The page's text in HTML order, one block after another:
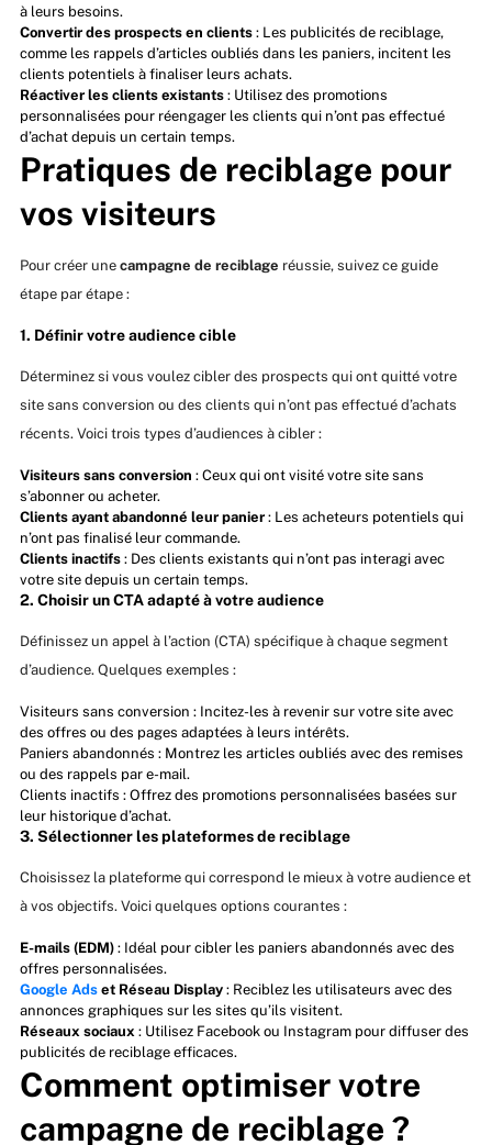
à leurs besoins.
Convertir des prospects en clients: Les publicités de reciblage,
comme les rappels d’articles oubliés dans les paniers, incitent les
clients potentiels à finaliser leurs achats.
Réactiver les clients existants: Utilisez des promotions
personnalisées pour réengager les clients qui n’ont pas effectué
d’achat depuis un certain temps.
Pratiques de reciblage pour
vos visiteurs
Pour créer une campagne de reciblage réussie, suivez ce guide
étape par étape :
1. Définir votre audience cible
Déterminez si vous voulez cibler des prospects qui ont quitté votre
site sans conversion ou des clients qui n’ont pas effectué d’achats
récents. Voici trois types d’audiences à cibler :
Visiteurs sans conversion : Ceux qui ont visité votre site sans
s’abonner ou acheter.
Clients ayant abandonné leur panier: Les acheteurs potentiels qui
n’ont pas finalisé leur commande.
Clients inactifs: Des clients existants qui n’ont pas interagi avec
votre site depuis un certain temps.
2. Choisir un CTA adapté à votre audience
Définissez un appel à l’action (CTA) spécifique à chaque segment
d’audience. Quelques exemples :
Visiteurs sans conversion : Incitez-les à revenir sur votre site avec
des offres ou des pages adaptées à leurs intérêts.
Paniers abandonnés : Montrez les articles oubliés avec des remises
ou des rappels par e-mail.
Clients inactifs : Offrez des promotions personnalisées basées sur
leur historique d’achat.
3. Sélectionner les plateformes de reciblage
Choisissez la plateforme qui correspond le mieux à votre audience et
à vos objectifs. Voici quelques options courantes :
E-mails (EDM): Idéal pour cibler les paniers abandonnés avec des
offres personnalisées.
Google Adset Réseau Display: Reciblez les utilisateurs avec des
annonces graphiques sur les sites qu’ils visitent.
Réseaux sociaux : Utilisez Facebook ou Instagram pour diffuser des
publicités de reciblage efficaces.
Comment optimiser votre
campagne de reciblage ?